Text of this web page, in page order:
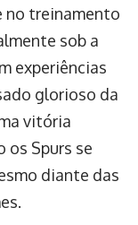
no treinamento
sob a
experiências
glorioso da
vitória
os Spurs se
diante das